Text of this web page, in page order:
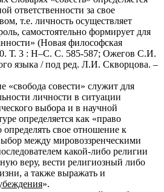
ответственности за свое
т.е. личность осуществляет
самостоятельно формирует для
(Новая философская
Т. 3 : Н–С. С. 585-587; Ожегов С.И.
языка / под ред. Л.И. Скворцова. –
«свобода совести» служит для
личности в ситуации
выбора и в научной
определяется как «право
определять свое отношение к
между мировоззренческими
какой-либо религии
веру, вести религиозный либо
а также выражать и
».